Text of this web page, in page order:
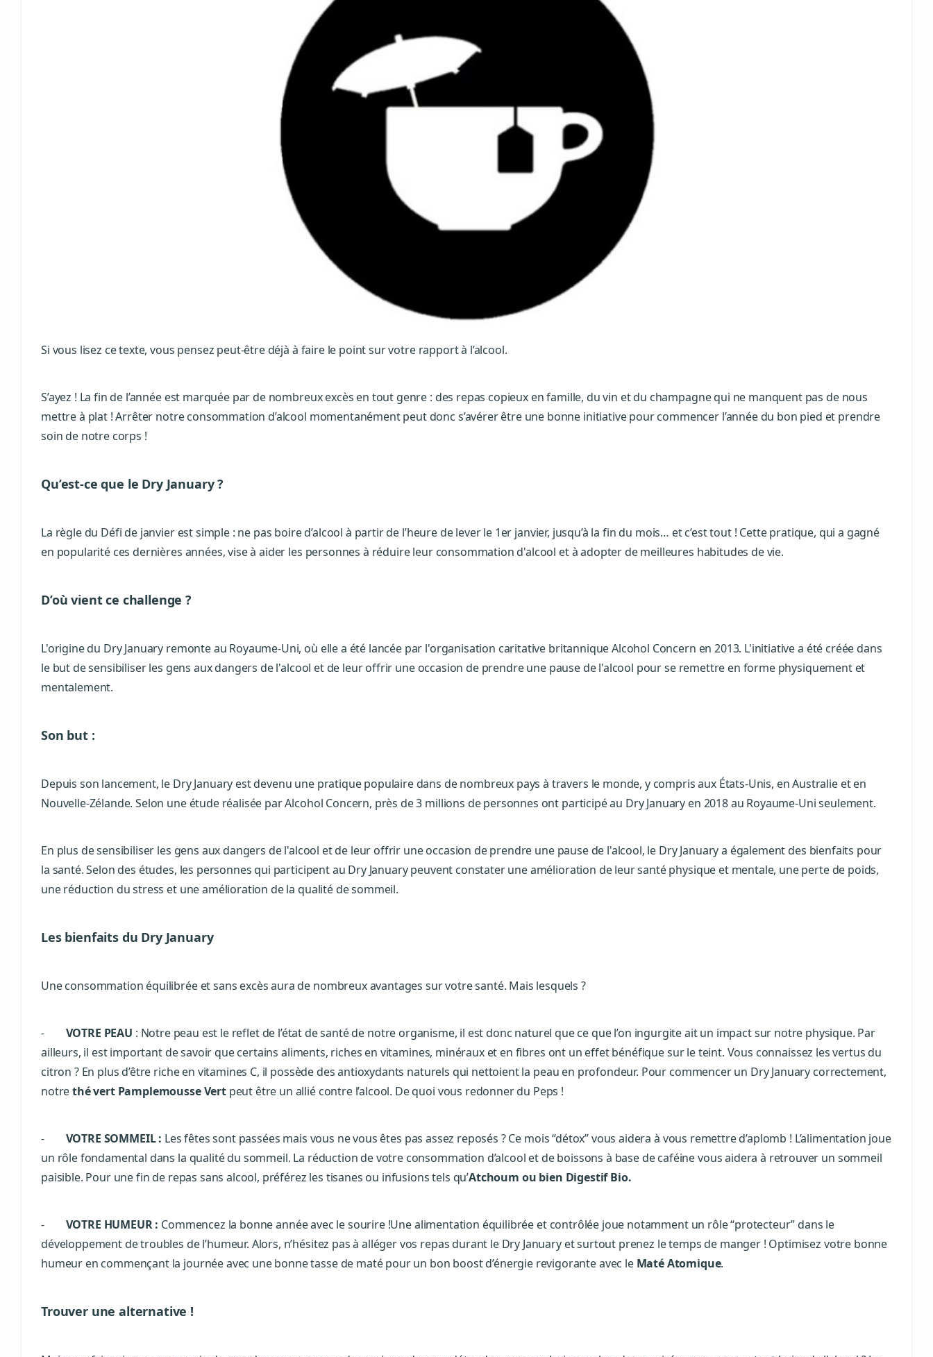
Si vous lisez ce texte, vous pensez peut-être déjà à faire le point sur votre rapport à l’alcool.
S’ayez ! La fin de l’année est marquée par de nombreux excès en tout genre : des repas copieux en famille, du vin et du champagne qui ne manquent pas de nous
mettre à plat ! Arrêter notre consommation d’alcool momentanément peut donc s’avérer être une bonne initiative pour commencer l’année du bon pied et prendre
soin de notre corps !
Qu’est-ce que le Dry January ?
La règle du Défi de janvier est simple : ne pas boire d’alcool à partir de l’heure de lever le 1er janvier, jusqu’à la fin du mois… et c’est tout ! Cette pratique, qui a gagné
en popularité ces dernières années, vise à aider les personnes à réduire leur consommation d'alcool et à adopter de meilleures habitudes de vie.
D’où vient ce challenge ?
L'origine du Dry January remonte au Royaume-Uni, où elle a été lancée par l'organisation caritative britannique Alcohol Concern en 2013. L'initiative a été créée dans
le but de sensibiliser les gens aux dangers de l'alcool et de leur offrir une occasion de prendre une pause de l'alcool pour se remettre en forme physiquement et
mentalement.
Son but :
Depuis son lancement, le Dry January est devenu une pratique populaire dans de nombreux pays à travers le monde, y compris aux États-Unis, en Australie et en
Nouvelle-Zélande. Selon une étude réalisée par Alcohol Concern, près de 3 millions de personnes ont participé au Dry January en 2018 au Royaume-Uni seulement.
En plus de sensibiliser les gens aux dangers de l'alcool et de leur offrir une occasion de prendre une pause de l'alcool, le Dry January a également des bienfaits pour
la santé. Selon des études, les personnes qui participent au Dry January peuvent constater une amélioration de leur santé physique et mentale, une perte de poids,
une réduction du stress et une amélioration de la qualité de sommeil.
Les bienfaits du Dry January
Une consommation équilibrée et sans excès aura de nombreux avantages sur votre santé. Mais lesquels ?
- VOTRE PEAU : Notre peau est le reflet de l’état de santé de notre organisme, il est donc naturel que ce que l’on ingurgite ait un impact sur notre physique. Par
ailleurs, il est important de savoir que certains aliments, riches en vitamines, minéraux et en fibres ont un effet bénéfique sur le teint. Vous connaissez les vertus du
citron ? En plus d’être riche en vitamines C, il possède des antioxydants naturels qui nettoient la peau en profondeur. Pour commencer un Dry January correctement,
notrethé vert Pamplemousse Vertpeut être un allié contre l’alcool. De quoi vous redonner du Peps !
- VOTRE SOMMEIL : Les fêtes sont passées mais vous ne vous êtes pas assez reposés ? Ce mois “détox” vous aidera à vous remettre d’aplomb ! L’alimentation joue
un rôle fondamental dans la qualité du sommeil. La réduction de votre consommation d’alcool et de boissons à base de caféine vous aidera à retrouver un sommeil
paisible. Pour une fin de repas sans alcool, préférez les tisanes ou infusions tels qu’Atchoum ou bien Digestif Bio.
- VOTRE HUMEUR : Commencez la bonne année avec le sourire !Une alimentation équilibrée et contrôlée joue notamment un rôle “protecteur” dans le
développement de troubles de l’humeur. Alors, n’hésitez pas à alléger vos repas durant le Dry January et surtout prenez le temps de manger ! Optimisez votre bonne
humeur en commençant la journée avec une bonne tasse de maté pour un bon boost d’énergie revigorante avec le Maté Atomique.
Trouver une alternative !